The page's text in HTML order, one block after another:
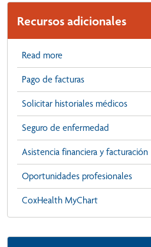
Recursos adicionales
Read more
Pago de facturas
Solicitar historiales médicos
Seguro de enfermedad
Asistencia financiera y facturación
Oportunidades profesionales
CoxHealth MyChart